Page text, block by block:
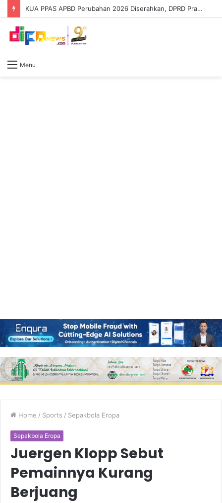
KUA PPAS APBD Perubahan 2026 Diserahkan, DPRD Prabumulih Segera Bahas
Menu
Home / Sports / Sepakbola Eropa
Sepakbola Eropa
Juergen Klopp Sebut
Pemainnya Kurang
Berjuang